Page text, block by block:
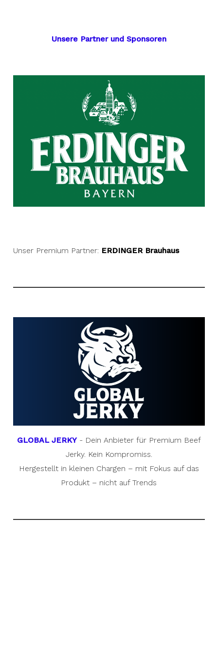
Unsere Partner und Sponsoren
Unser Premium Partner: ERDINGER Brauhaus
GLOBAL JERKY- Dein Anbieter für Premium Beef
Jerky. Kein Kompromiss.
Hergestellt in kleinen Chargen – mit Fokus auf das
Produkt – nicht auf Trends